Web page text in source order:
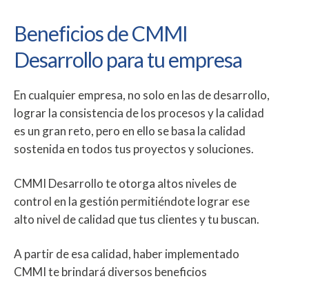
Beneficios de CMMI
Desarrollo para tu empresa
En cualquier empresa, no solo en las de desarrollo,
lograr la consistencia de los procesos y la calidad
es un gran reto, pero en ello se basa la calidad
sostenida en todos tus proyectos y soluciones.
CMMI Desarrollo te otorga altos niveles de
control en la gestión permitiéndote lograr ese
alto nivel de calidad que tus clientes y tu buscan.
A partir de esa calidad, haber implementado
CMMI te brindará diversos beneficios